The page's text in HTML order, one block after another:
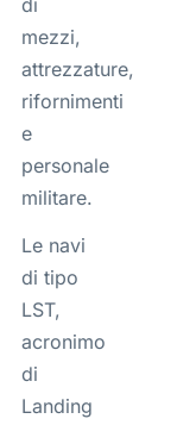
di
mezzi,
attrezzature,
rifornimenti
e
personale
militare.
Le navi
di tipo
LST,
acronimo
di
Landing